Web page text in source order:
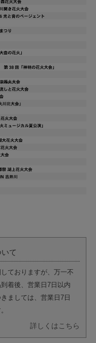
て
ておりますが、万一不
着後、営業日7日以内
ましては、営業日7日
詳しくはこちら